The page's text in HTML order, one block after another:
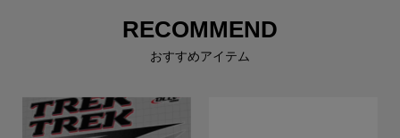
RECOMMEND
おすすめアイテム